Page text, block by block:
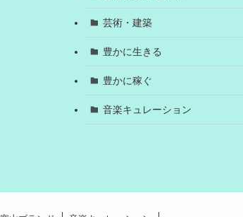
芸術・建築
豊かに生きる
豊かに稼ぐ
音楽キュレーション